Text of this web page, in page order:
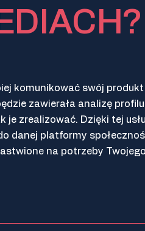
komunikować swój
zawierała analizę
je zrealizować. Dzięki tej
danej platformy
na potrzeby